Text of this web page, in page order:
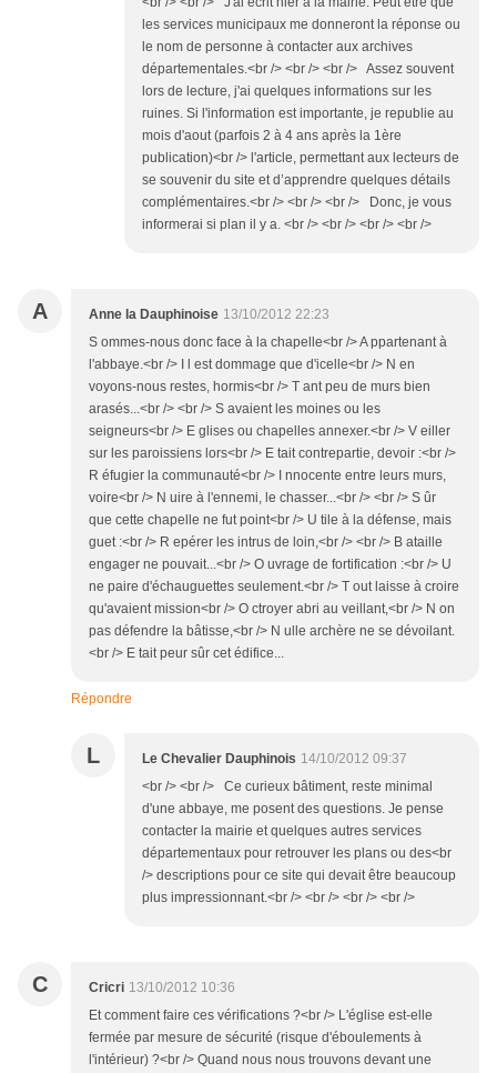
les services municipaux me donneront la réponse ou
le nom de personne à contacter aux archives
départementales.<br /> <br /> <br /> Assez souvent
lors de lecture, j'ai quelques informations sur les
ruines. Si l'information est importante, je republie au
mois d'aout (parfois 2 à 4 ans après la 1ère
publication)<br /> l'article, permettant aux lecteurs de
se souvenir du site et d’apprendre quelques détails
complémentaires.<br /> <br /> <br /> Donc, je vous
informerai si plan il y a. <br /> <br /> <br /> <br />
A Anne la Dauphinoise 13/10/2012 22:23
S ommes-nous donc face à la chapelle<br /> A ppartenant à
l'abbaye.<br /> I l est dommage que d'icelle<br /> N en
voyons-nous restes, hormis<br /> T ant peu de murs bien
arasés...<br /> <br /> S avaient les moines ou les
seigneurs<br /> E glises ou chapelles annexer.<br /> V eiller
sur les paroissiens lors<br /> E tait contrepartie, devoir :<br />
R éfugier la communauté<br /> I nnocente entre leurs murs,
voire<br /> N uire à l'ennemi, le chasser...<br /> <br /> S ûr
que cette chapelle ne fut point<br /> U tile à la défense, mais
guet :<br /> R epérer les intrus de loin,<br /> <br /> B ataille
engager ne pouvait...<br /> O uvrage de fortification :<br /> U
ne paire d'échauguettes seulement.<br /> T out laisse à croire
qu'avaient mission<br /> O ctroyer abri au veillant,<br /> N on
pas défendre la bâtisse,<br /> N ulle archère ne se dévoilant.
<br /> E tait peur sûr cet édifice...
Répondre
L Le Chevalier Dauphinois 14/10/2012 09:37
<br /> <br /> Ce curieux bâtiment, reste minimal
d'une abbaye, me posent des questions. Je pense
contacter la mairie et quelques autres services
départementaux pour retrouver les plans ou des<br
/> descriptions pour ce site qui devait être beaucoup
plus impressionnant.<br /> <br /> <br /> <br />
C Cricri 13/10/2012 10:36
Et comment faire ces vérifications ?<br /> L'église est-elle
fermée par mesure de sécurité (risque d'éboulements à
l'intérieur) ?<br /> Quand nous nous trouvons devant une